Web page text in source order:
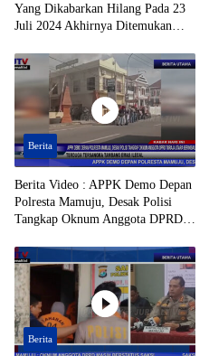
Yang Dikabarkan Hilang Pada 23
Juli 2024 Akhirnya Ditemukan
Kecamatan Bungku Timur,
Kabupaten Morowali, Dalam
Kondisi Tak Bernyawa
Berita
Berita Video : APPK Demo Depan
Polresta Mamuju, Desak Polisi
Tangkap Oknum Anggota DPRD
Tersangka Tambang Emas Ilegal
Berita